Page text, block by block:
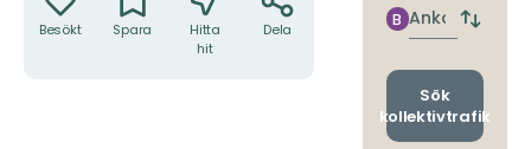
Besökt Spara
Hitta
hit
Dela Ankomst
B
Byt
och
Sök
kollektivtrafik